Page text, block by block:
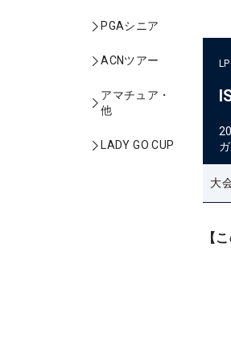
PGAシニア
ACNツアー
アマチュア・
他
LADY GO CUP
大
【